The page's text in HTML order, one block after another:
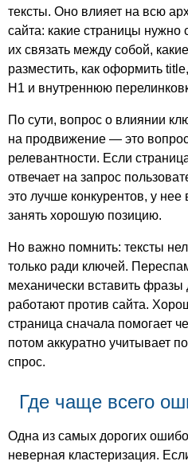
тексты. Оно влияет на всю
сайта: какие страницы нужно
их связать между собой,
разместить, как оформить
H1 и внутреннюю
По сути, вопрос о влиянии
на продвижение — это
релевантности. Если
отвечает на запрос
это лучше конкурентов, у
занять хорошую позицию.
Но важно помнить: тексты
только ради ключей.
механически вставить фразы
работают против сайта.
страница сначала помогает
потом аккуратно учитывает
спрос.
Где чаще всего
Одна из самых дорогих
неверная кластеризация.